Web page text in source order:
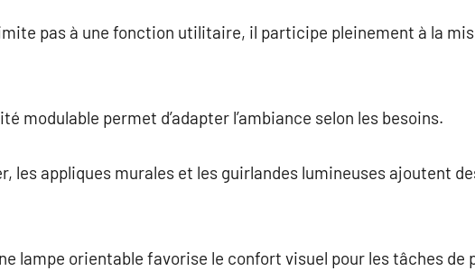
pas à une fonction utilitaire, il participe pleinement à la
modulable permet d’adapter l’ambiance selon les besoins.
les appliques murales et les guirlandes lumineuses ajoutent
lampe orientable favorise le confort visuel pour les tâches de